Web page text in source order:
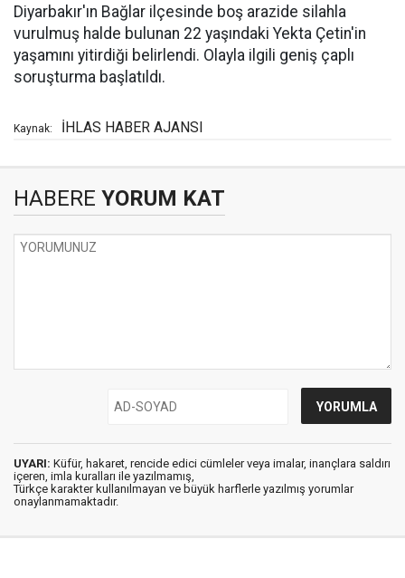
Diyarbakır'ın Bağlar ilçesinde boş arazide silahla
vurulmuş halde bulunan 22 yaşındaki Yekta Çetin'in
yaşamını yitirdiği belirlendi. Olayla ilgili geniş çaplı
soruşturma başlatıldı.
Kaynak: İHLAS HABER AJANSI
HABERE YORUM KAT
UYARI: Küfür, hakaret, rencide edici cümleler veya imalar, inançlara saldırı
içeren, imla kuralları ile yazılmamış,
Türkçe karakter kullanılmayan ve büyük harflerle yazılmış yorumlar
onaylanmamaktadır.